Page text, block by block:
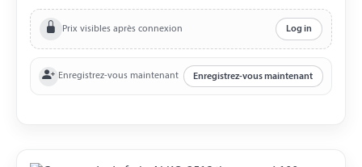
Prix visibles après connexion Log in
Enregistrez-vous maintenant Enregistrez-vous maintenant